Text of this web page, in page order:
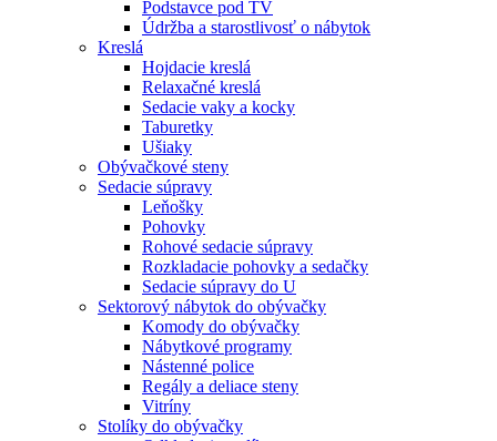
Podstavce pod TV
Údržba a starostlivosť o nábytok
Kreslá
Hojdacie kreslá
Relaxačné kreslá
Sedacie vaky a kocky
Taburetky
Ušiaky
Obývačkové steny
Sedacie súpravy
Leňošky
Pohovky
Rohové sedacie súpravy
Rozkladacie pohovky a sedačky
Sedacie súpravy do U
Sektorový nábytok do obývačky
Komody do obývačky
Nábytkové programy
Nástenné police
Regály a deliace steny
Vitríny
Stolíky do obývačky